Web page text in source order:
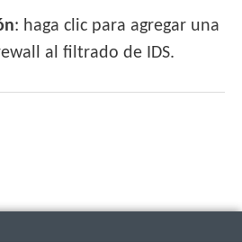
: haga clic para agregar una
al filtrado de IDS.